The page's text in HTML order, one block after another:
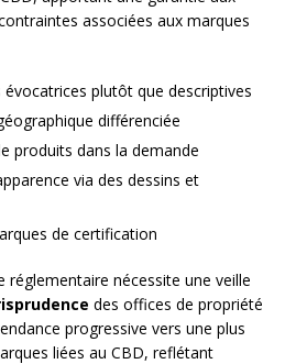
associées aux marques
évocatrices plutôt que descriptives
différenciée
produits dans la demande
via des dessins et
de certification
réglementaire nécessite une veille
des offices de propriété
progressive vers une plus
liées au CBD, reflétant